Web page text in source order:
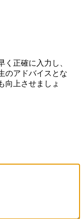
正確に入力し、
のアドバイスとな
向上させましょ